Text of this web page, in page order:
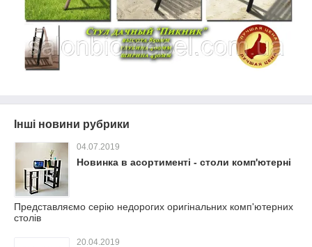
Інші новини рубрики
04.07.2019
Новинка в асортименті - столи комп'ютерні
Представляємо серію недорогих оригінальних комп'ютерних
столів
20.04.2019